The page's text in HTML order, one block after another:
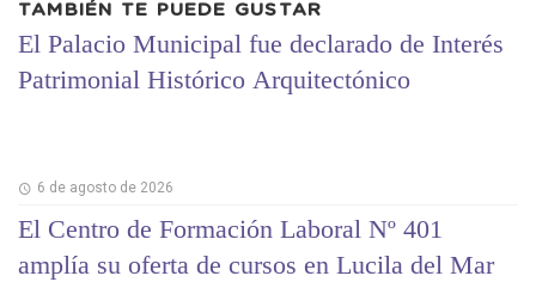
TAMBIÉN TE PUEDE GUSTAR
El Palacio Municipal fue declarado de Interés
Patrimonial Histórico Arquitectónico
6 de agosto de 2026
El Centro de Formación Laboral Nº 401
amplía su oferta de cursos en Lucila del Mar